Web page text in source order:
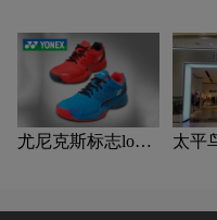
尤尼克斯标志logo
太平